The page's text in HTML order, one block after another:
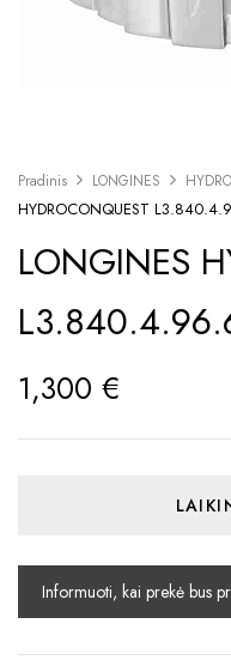
Pradinis LONGINES
HYDROCONQUEST
LONGINES
1,300 €